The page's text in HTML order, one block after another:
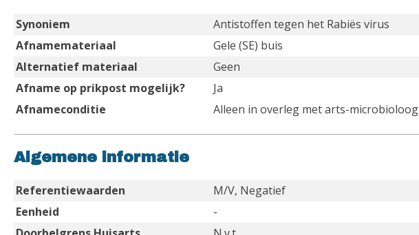
Synoniem Antistoffen tegen het Rabiës virus
Afnamemateriaal
Gele (SE) buis
Alternatief materiaal
Geen
Afname op prikpost mogelijk?
Ja
Afnameconditie
Alleen in overleg met arts-microbioloog
Algemene informatie
Referentiewaarden M/V, Negatief
Eenheid
-